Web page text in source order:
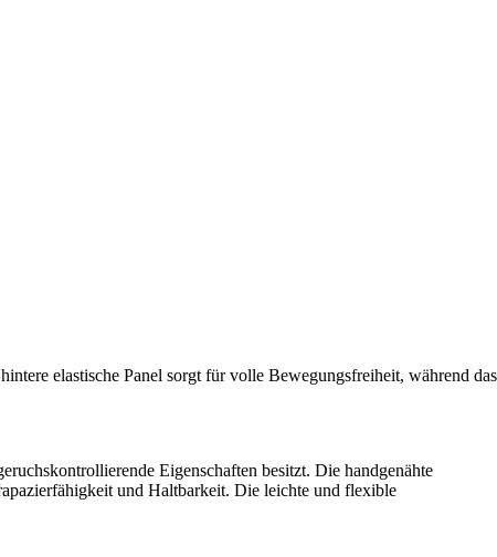
elastische Panel sorgt für volle Bewegungsfreiheit, während das
Eigenschaften besitzt. Die handgenähte
und Haltbarkeit. Die leichte und flexible